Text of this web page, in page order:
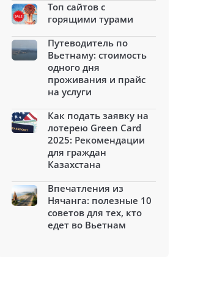
Топ сайтов с
горящими турами
Путеводитель по
Вьетнаму: стоимость
одного дня
проживания и прайс
на услуги
Как подать заявку на
лотерею Green Card
2025: Рекомендации
для граждан
Казахстана
Впечатления из
Нячанга: полезные 10
советов для тех, кто
едет во Вьетнам